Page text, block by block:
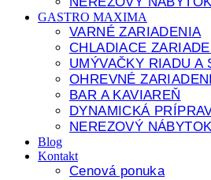
GASTRO MAXIMA
VARNÉ ZARIADENIA
CHLADIACE
UMÝVAČKY RIADU A
OHREVNÉ
BAR A KAVIAREŇ
DYNAMICKÁ
NEREZOVÝ
Blog
Kontakt
Cenová ponuka